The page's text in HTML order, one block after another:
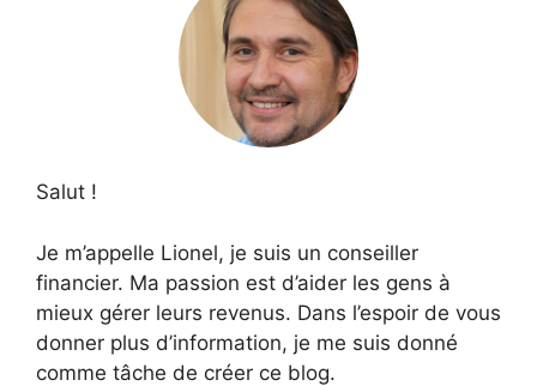
Salut !
Je m’appelle Lionel, je suis un conseiller
financier. Ma passion est d’aider les gens à
mieux gérer leurs revenus. Dans l’espoir de vous
donner plus d’information, je me suis donné
comme tâche de créer ce blog.